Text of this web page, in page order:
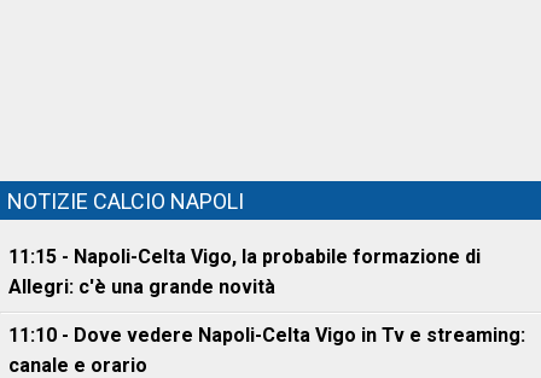
NOTIZIE CALCIO NAPOLI
11:15 - Napoli-Celta Vigo, la probabile formazione di
Allegri: c'è una grande novità
11:10 - Dove vedere Napoli-Celta Vigo in Tv e streaming:
canale e orario